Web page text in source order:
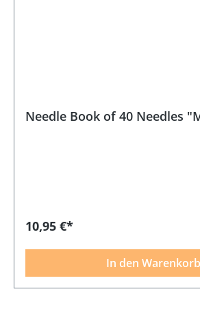
Needle Book of 40 Needles
10,95 €*
In den Warenkorb